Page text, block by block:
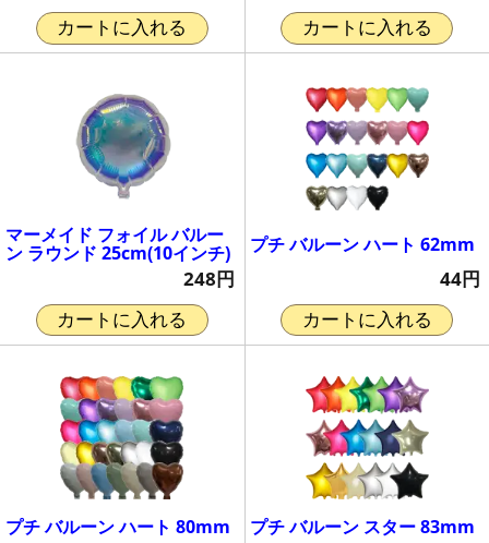
カートに入れる カートに入れる
マーメイド フォイル バルー
ン ラウンド 25cm(10インチ)
248円
カートに入れる
プチ バルーン ハート 62mm
44円
カートに入れる
プチ バルーン ハート 80mm プチ バルーン スター 83mm